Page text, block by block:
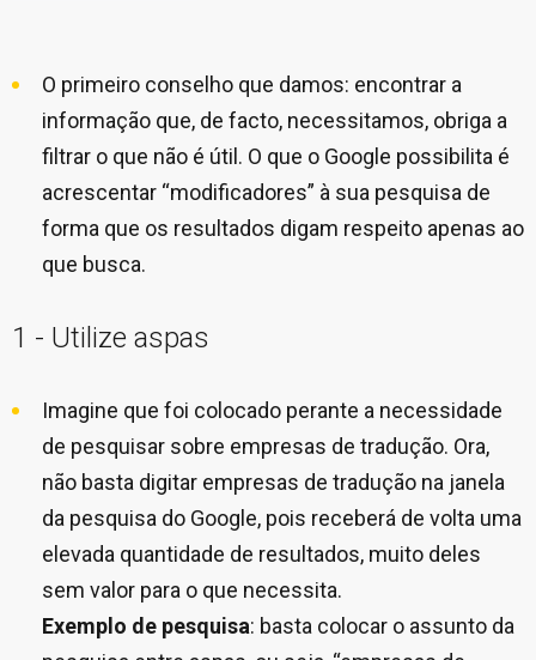
O primeiro conselho que damos: encontrar a
informação que, de facto, necessitamos, obriga a
filtrar o que não é útil. O que o Google possibilita é
acrescentar “modificadores” à sua pesquisa de
forma que os resultados digam respeito apenas ao
que busca.
1 - Utilize aspas
Imagine que foi colocado perante a necessidade
de pesquisar sobre empresas de tradução. Ora,
não basta digitar empresas de tradução na janela
da pesquisa do Google, pois receberá de volta uma
elevada quantidade de resultados, muito deles
sem valor para o que necessita.
Exemplo de pesquisa: basta colocar o assunto da